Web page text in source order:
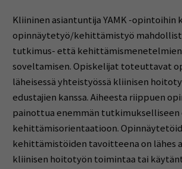
Kliininen asiantuntija YAMK -opintoihin
opinnäytetyö/kehittämistyö
tutkimus- että
soveltamisen. Opiskelijat toteuttavat
läheisessä yhteistyössä kliinisen
edustajien kanssa. Aiheesta riippuen
painottua enemmän
kehittämisorientaatioon.
kehittämistöiden tavoitteena on lähes
kliinisen hoitotyön toimintaa tai